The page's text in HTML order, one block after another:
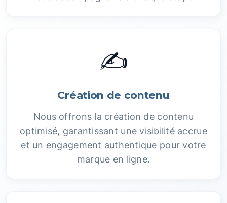
✍️
Création de contenu
Nous offrons la création de contenu
optimisé, garantissant une visibilité accrue
et un engagement authentique pour votre
marque en ligne.